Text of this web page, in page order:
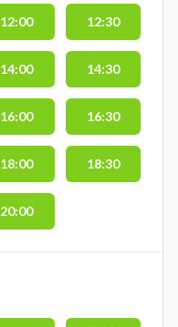
12:00 12:30
14:00 14:30
16:00 16:30
18:00 18:30
20:00